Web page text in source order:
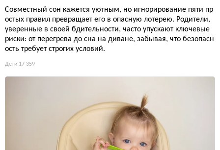
Совместный сон кажется уютным, но игнорирование пяти пр
остых правил превращает его в опасную лотерею. Родители,
уверенные в своей бдительности, часто упускают ключевые
риски: от перегрева до сна на диване, забывая, что безопасн
ость требует строгих условий.
Дети 17 359